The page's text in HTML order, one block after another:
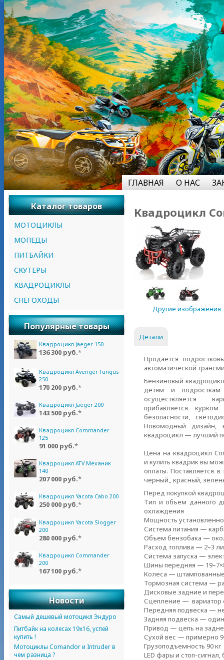
ГЛАВНАЯ О НАС
Квадроцикл
Другие изображения
Детали
Продается
автоматической
Бензиновый
детям и
осуществляется
прибавляется
безопасности,
Новомодный дизайн,
квадроцикл — лучший
Цена на квадроцикл
и купить квадрик вы
оплаты. Поставляется
черный,, красный,
Перед покупкой
Тип и объем данного
охлаждения
Мощность
Система питания —
Объем бензобака —
Расход топлива — 2–3
Система запуска —
Шины передняя —
Колеса —
Тормозная система —
Дисковые задние и
Сцепление — вариатор
Передняя подвеска —
Задняя подвеска —
Привод — цепь на
Сухой вес — примерно
Грузоподъемность 90 кг
LED фары и стоп-сигнал,
Каталог товаров
МОТОЦИКЛЫ
МОПЕДЫ
ПИТБАЙКИ
СКУТЕРЫ
КВАДРОЦИКЛЫ
СНЕГОХОДЫ
Популярные товары
Квадроцикл Jaeger 150
136 300 руб.*
Квадроцикл Avenger Tungus
250
170 200 руб.*
Квадроцикл Jaeger 200
143 500 руб.*
Квадроцикл Commander
125
91 000 руб.*
Квадроцикл ATV Механик
140
207 000 руб.*
Квадроцикл Yacota Cabo 200
250 000 руб.*
Квадроцикл Yacota Slogger
200
280 000 руб.*
Квадроцикл Commander
200
167 100 руб.*
Новости
Самый дешевый мотоцикл Эндуро
Питбайк на колесах 19х16, успей
купить !
Мотоциклы Comandor и Intruder в
чем разница ?